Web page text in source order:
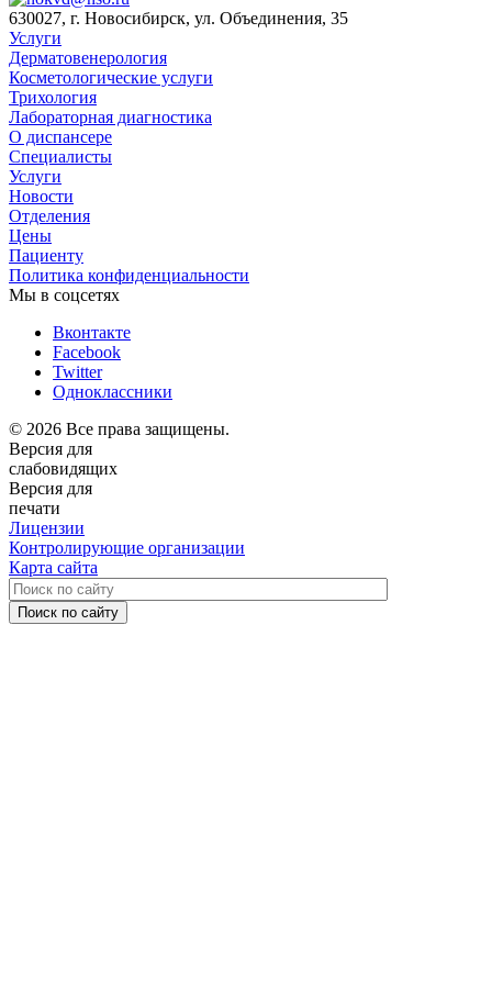
630027, г. Новосибирск, ул. Объединения, 35
Услуги
Дерматовенерология
Косметологические услуги
Трихология
Лабораторная диагностика
О диспансере
Специалисты
Услуги
Новости
Отделения
Цены
Пациенту
Политика конфиденциальности
Мы в соцсетях
Вконтакте
Facebook
Twitter
Одноклассники
© 2026 Все права защищены.
Версия для
слабовидящих
Версия для
печати
Лицензии
Контролирующие организации
Карта сайта
Поиск по сайту